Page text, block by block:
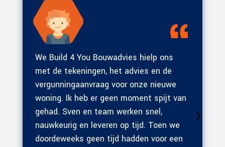
We Build 4 You Bouwadvies hielp ons
met de tekeningen, het advies en de
vergunningaanvraag voor onze nieuwe
woning. Ik heb er geen moment spijt van
gehad. Sven en team werken snel,
nauwkeurig en leveren op tijd. Toen we
doordeweeks geen tijd hadden voor een